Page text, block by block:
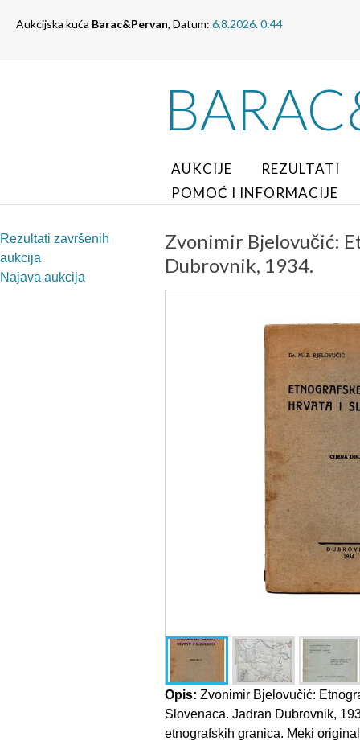
Aukcijska kuća Barac&Pervan, Datum: 6.8.2026. 0:44
AUKCIJE
REZULTATI
POMOĆ I INFORMACIJE
Rezultati završenih
aukcija
Najava aukcija
Zvonimir Bjelovučić:
Dubrovnik, 1934.
Opis: Zvonimir Bjelovučić:
Slovenaca. Jadran Dubrovnik,
etnografskih granica. Meki